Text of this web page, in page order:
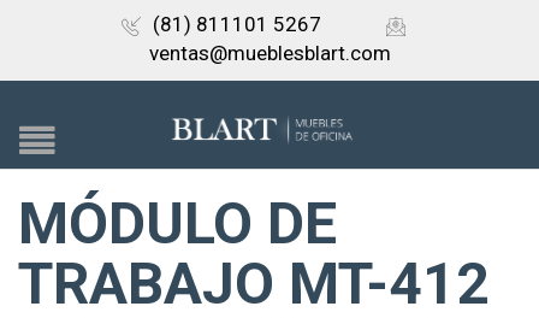
(81) 811101 5267
ventas@mueblesblart.com
MÓDULO DE
TRABAJO MT-412